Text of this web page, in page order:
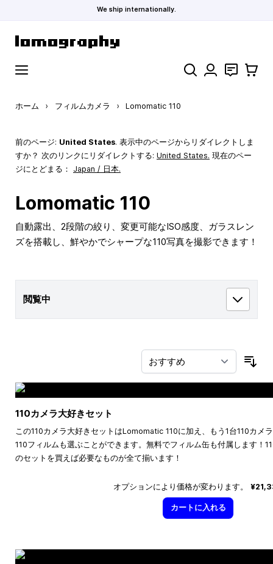
We ship internationally.
検索 お問い合わ
カート
ホーム › フィルムカメラ › Lomomatic 110
前のページ: United States. 表示中のページからリダイレクトしま
すか？ 次のリンクにリダイレクトする: United States. 現在のペー
ジにとどまる： Japan / 日本.
Lomomatic 110
自動露出、2段階の絞り、変更可能なISO感度、ガラスレン
ズを搭載し、鮮やかでシャープな110写真を撮影できます！
閲覧中
110カメラ大好きセット
この110カメラ大好きセットはLomomatic 110に加え、もう1台110カメ
110フィルムも選ぶことができます。無料でフィルム缶も付属します！
のセットを買えば必要なものが全て揃います！
オプションにより価格が変わります。
カートに入れる